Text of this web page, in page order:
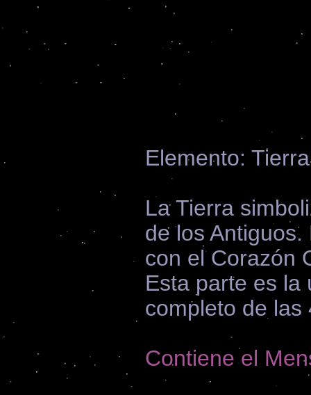
Elemento: Tierra
La Tierra
de los
con el Corazón
Esta parte es la
completo de las
Contiene el